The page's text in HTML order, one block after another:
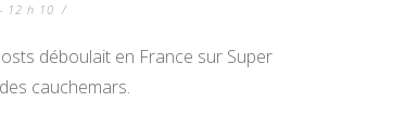
12 h 10 /
déboulait en France sur Super
cauchemars.